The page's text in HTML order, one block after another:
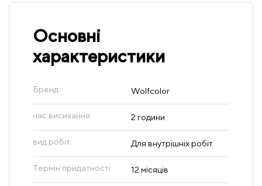
Основні
характеристики
Бренд: Wolfcolor
час висихання: 2 години
вид робіт: Для внутрішніх робіт
Термін придатності: 12 місяців